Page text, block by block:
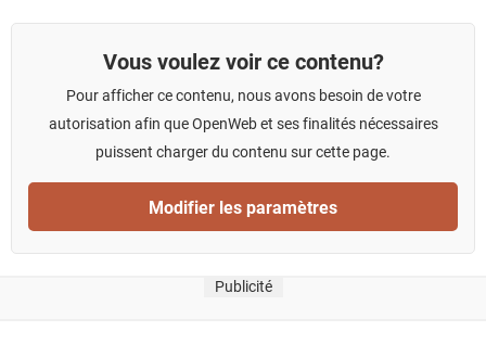
Vous voulez voir ce contenu?
Pour afficher ce contenu, nous avons besoin de votre
autorisation afin que OpenWeb et ses finalités nécessaires
puissent charger du contenu sur cette page.
Modifier les paramètres
Publicité